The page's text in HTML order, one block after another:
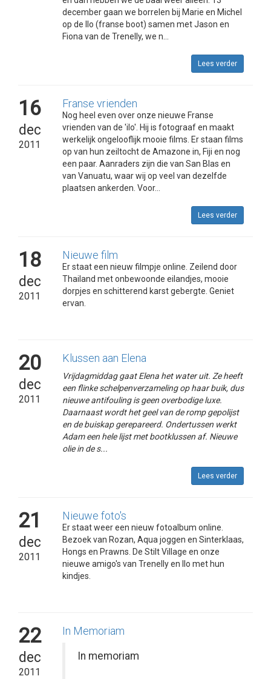
december gaan we borrelen bij Marie en Michel
op de Ilo (franse boot) samen met Jason en
Fiona van de Trenelly, we n...
Lees verder
16
dec
2011
Franse vrienden
Nog heel even over onze nieuwe Franse
vrienden van de 'ilo'. Hij is fotograaf en maakt
werkelijk ongelooflijk mooie films. Er staan films
op van hun zeiltocht de Amazone in, Fiji en nog
een paar. Aanraders zijn die van San Blas en
van Vanuatu, waar wij op veel van dezelfde
plaatsen ankerden. Voor...
Lees verder
18
dec
2011
Nieuwe film
Er staat een nieuw filmpje online. Zeilend door
Thailand met onbewoonde eilandjes, mooie
dorpjes en schitterend karst gebergte. Geniet
ervan.
20
dec
2011
Klussen aan Elena
Vrijdagmiddag gaat Elena het water uit. Ze heeft
een flinke schelpenverzameling op haar buik, dus
nieuwe antifouling is geen overbodige luxe.
Daarnaast wordt het geel van de romp gepolijst
en de buiskap gerepareerd. Ondertussen werkt
Adam een hele lijst met bootklussen af. Nieuwe
olie in de s...
Lees verder
21
dec
2011
Nieuwe foto's
Er staat weer een nieuw fotoalbum online.
Bezoek van Rozan, Aqua joggen en Sinterklaas,
Hongs en Prawns. De Stilt Village en onze
nieuwe amigo's van Trenelly en Ilo met hun
kindjes.
22
dec
2011
In Memoriam
In memoriam